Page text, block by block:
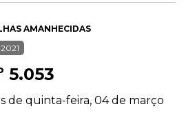
AMANHECIDAS
5.053
de quinta-feira, 04 de março